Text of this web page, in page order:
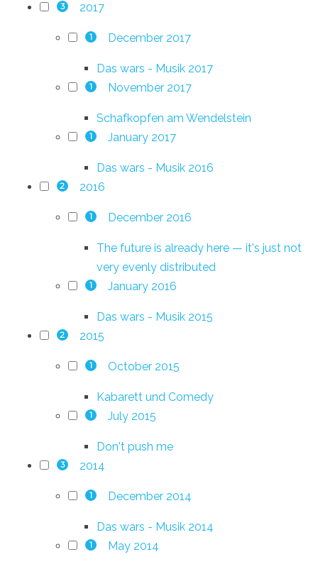
3 2017
1 December 2017
Das wars - Musik 2017
1 November 2017
Schafkopfen am Wendelstein
1 January 2017
Das wars - Musik 2016
2 2016
1 December 2016
The future is already here — it's just not
very evenly distributed
1 January 2016
Das wars - Musik 2015
2 2015
1 October 2015
Kabarett und Comedy
1 July 2015
Don't push me
3 2014
1 December 2014
Das wars - Musik 2014
1 May 2014